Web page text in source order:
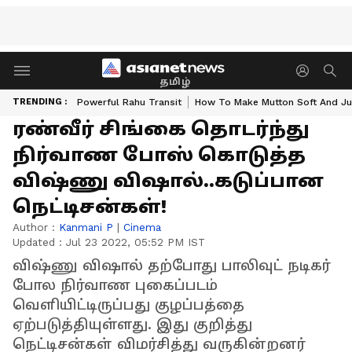
தமிழ்
TRENDING : Powerful Rahu Transit How To Make Mutton Soft And
ரண்வீர் சிங்கை தொடர்ந்து
நிர்வாண போஸ் கொடுத்த
விஷ்ணு விஷால்..கடுப்பான
நெட்டிசன்கள்!
Author : Kanmani P | Cinema
Updated : Jul 23 2022, 05:52 PM IST
விஷ்ணு விஷால் தற்போது பாலிவுட் நடிகர்
போல நிர்வாண புகைப்படம்
வெளியிட்டிருப்பது குழப்பத்தை
ஏற்படுத்தியுள்ளது. இது குறித்து
நெட்டிசன்கள் விமர்சித்து வருகின்றனர்